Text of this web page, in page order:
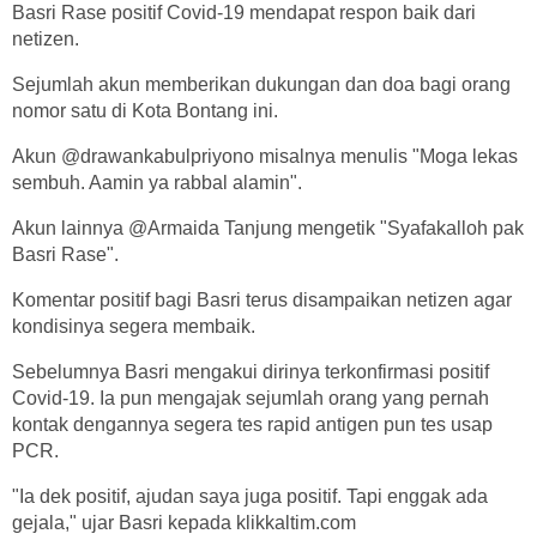
Basri Rase positif Covid-19 mendapat respon baik dari
netizen.
Sejumlah akun memberikan dukungan dan doa bagi orang
nomor satu di Kota Bontang ini.
Akun @drawankabulpriyono misalnya menulis "Moga lekas
sembuh. Aamin ya rabbal alamin".
Akun lainnya @Armaida Tanjung mengetik "Syafakalloh pak
Basri Rase".
Komentar positif bagi Basri terus disampaikan netizen agar
kondisinya segera membaik.
Sebelumnya Basri mengakui dirinya terkonfirmasi positif
Covid-19. Ia pun mengajak sejumlah orang yang pernah
kontak dengannya segera tes rapid antigen pun tes usap
PCR.
"Ia dek positif, ajudan saya juga positif. Tapi enggak ada
gejala," ujar Basri kepada klikkaltim.com